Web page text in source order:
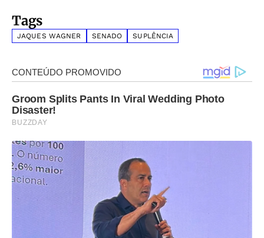
Tags
JAQUES WAGNER SENADO SUPLÊNCIA